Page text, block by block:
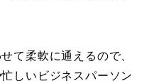
て柔軟に通えるので、
しいビジネスパーソン